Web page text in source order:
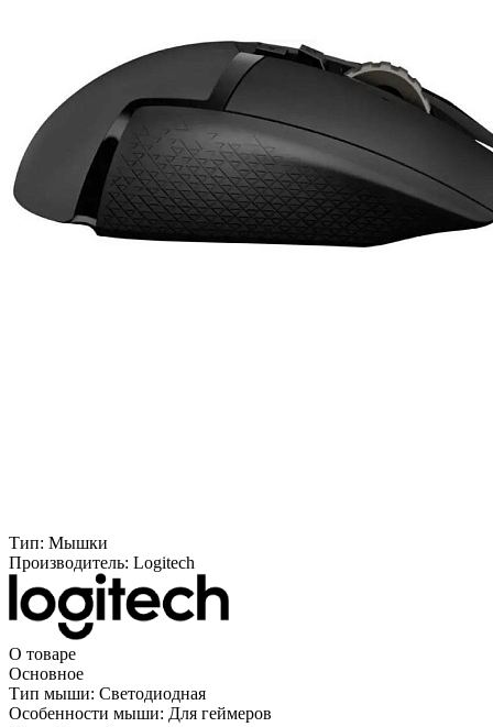
Тип: Мышки
Производитель: Logitech
О товаре
Основное
Тип мыши: Светодиодная
Особенности мыши: Для геймеров